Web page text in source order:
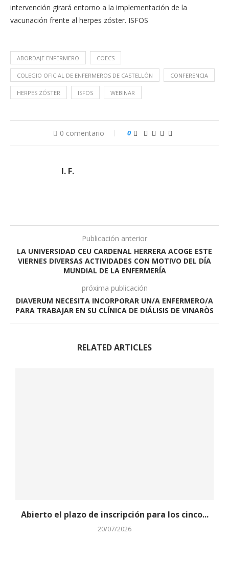
intervención girará entorno a la implementación de la
vacunación frente al herpes zóster. ISFOS
ABORDAJE ENFERMERO COECS
COLEGIO OFICIAL DE ENFERMEROS DE CASTELLÓN CONFERENCIA
HERPES ZÓSTER ISFOS WEBINAR
0 comentario 0
I. F.
Publicación anterior
LA UNIVERSIDAD CEU CARDENAL HERRERA ACOGE ESTE
VIERNES DIVERSAS ACTIVIDADES CON MOTIVO DEL DÍA
MUNDIAL DE LA ENFERMERÍA
próxima publicación
DIAVERUM NECESITA INCORPORAR UN/A ENFERMERO/A
PARA TRABAJAR EN SU CLÍNICA DE DIÁLISIS DE VINARÒS
RELATED ARTICLES
Abierto el plazo de inscripción para los cinco...
20/07/2026